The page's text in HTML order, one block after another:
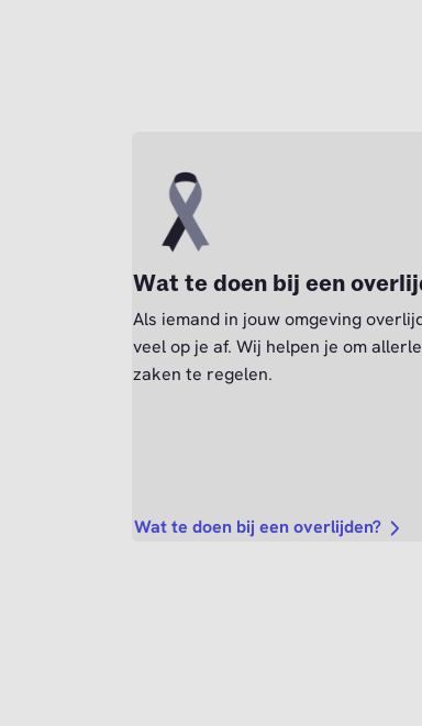
Wat te doen bij een
Als iemand in jouw omgeving
veel op je af. Wij helpen je om
zaken te regelen.
Wat te doen bij een overlijden?